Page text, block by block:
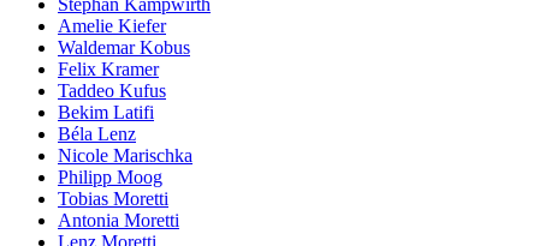
Stephan Kampwirth
Amelie Kiefer
Waldemar Kobus
Felix Kramer
Taddeo Kufus
Bekim Latifi
Béla Lenz
Nicole Marischka
Philipp Moog
Tobias Moretti
Antonia Moretti